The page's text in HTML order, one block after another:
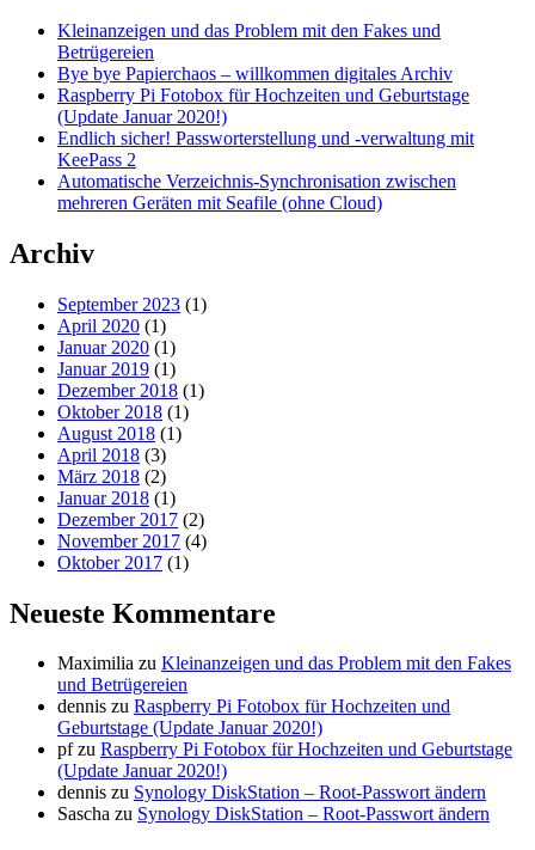
einfach
zum
VPN-
Server
ausbauen
Kleinanzeigen und das Problem mit den Fakes und
Betrügereien
Bye bye Papierchaos – willkommen digitales Archiv
Raspberry Pi Fotobox für Hochzeiten und Geburtstage
(Update Januar 2020!)
Endlich sicher! Passworterstellung und -verwaltung mit
KeePass 2
Automatische Verzeichnis-Synchronisation zwischen
mehreren Geräten mit Seafile (ohne Cloud)
Archiv
September 2023 (1)
April 2020 (1)
Januar 2020 (1)
Januar 2019 (1)
Dezember 2018 (1)
Oktober 2018 (1)
August 2018 (1)
April 2018 (3)
März 2018 (2)
Januar 2018 (1)
Dezember 2017 (2)
November 2017 (4)
Oktober 2017 (1)
Neueste Kommentare
Maximilia zu Kleinanzeigen und das Problem mit den Fakes
und Betrügereien
dennis zu Raspberry Pi Fotobox für Hochzeiten und
Geburtstage (Update Januar 2020!)
pfzu Raspberry Pi Fotobox für Hochzeiten und Geburtstage
(Update Januar 2020!)
dennis zu Synology DiskStation – Root-Passwort ändern
Sascha zu Synology DiskStation – Root-Passwort ändern